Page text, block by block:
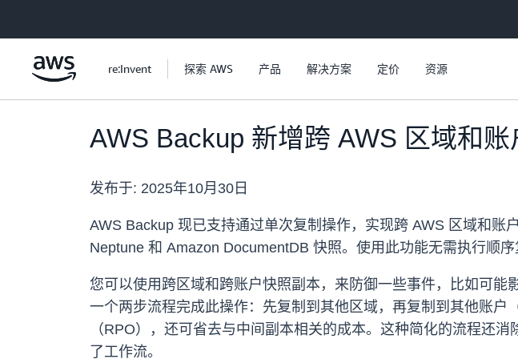
re:Invent 探索 AWS 产品 解决方案 定价 资源
AWS Backup 新增跨 AWS 区域和
发布于: 2025年10月30日
AWS Backup 现已支持通过单次复制操作，实现跨 AWS 区域和
Neptune 和 Amazon DocumentDB 快照。使用此功能无需执行顺序
您可以使用跨区域和跨账户快照副本，来防御一些事件，比如可
一个两步流程完成此操作：先复制到其他区域，再复制到其他账
（RPO），还可省去与中间副本相关的成本。这种简化的流程还
了工作流。